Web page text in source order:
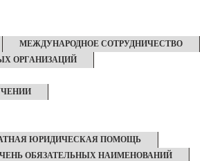
МЕЖДУНАРОДНОЕ СОТРУДНИЧЕСТВО
ОРГАНИЗАЦИЙ
ЮРИДИЧЕСКАЯ ПОМОЩЬ
ОБЯЗАТЕЛЬНЫХ НАИМЕНОВАНИЙ